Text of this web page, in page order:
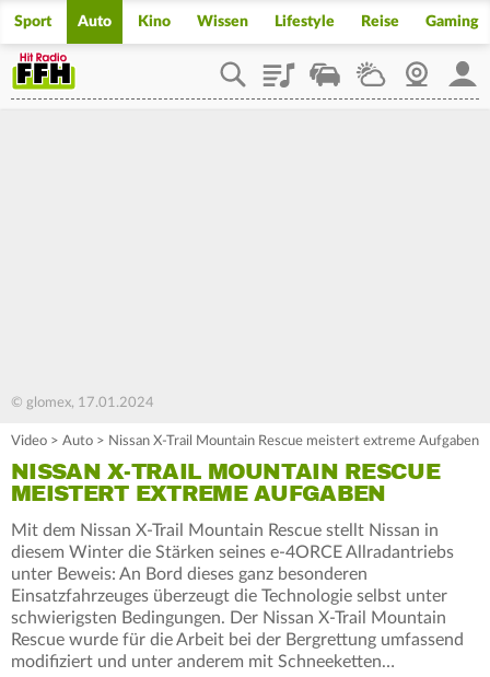
Sport Auto Kino Wissen Lifestyle Reise Gaming
PlaylistStaupilotWetterWebcam
© glomex, 17.01.2024
Video > Auto > Nissan X-Trail Mountain Rescue meistert extreme Aufgaben
NISSAN X-TRAIL MOUNTAIN RESCUE
MEISTERT EXTREME AUFGABEN
Mit dem Nissan X-Trail Mountain Rescue stellt Nissan in
diesem Winter die Stärken seines e-4ORCE Allradantriebs
unter Beweis: An Bord dieses ganz besonderen
Einsatzfahrzeuges überzeugt die Technologie selbst unter
schwierigsten Bedingungen. Der Nissan X-Trail Mountain
Rescue wurde für die Arbeit bei der Bergrettung umfassend
modifiziert und unter anderem mit Schneeketten…